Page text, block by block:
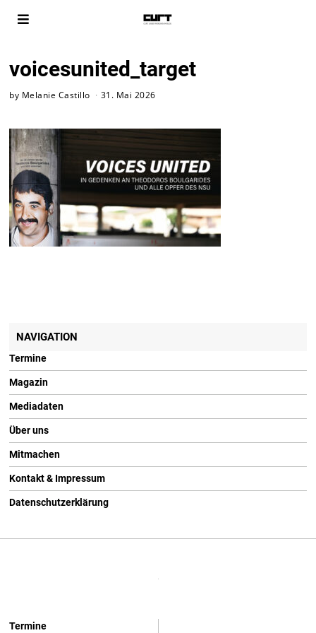
voicesunited_target
by Melanie Castillo 31. Mai 2026
NAVIGATION
Termine
Magazin
Mediadaten
Über uns
Mitmachen
Kontakt & Impressum
Datenschutzerklärung
Termine